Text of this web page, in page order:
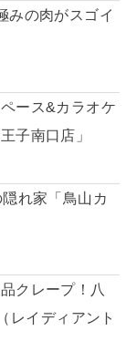
みの肉がスゴイ
ース&カラオケ
子南口店」
れ家「鳥山カ
クレープ！八
レイディアント